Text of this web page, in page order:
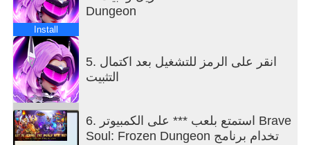
Install
Dungeon
5. انقر على الرمز للتشغيل بعد اكتمال
التثبيت
6. استمتع بلعب *** على الكمبيوتر Brave
Soul: Frozen Dungeon تخدام برنامج